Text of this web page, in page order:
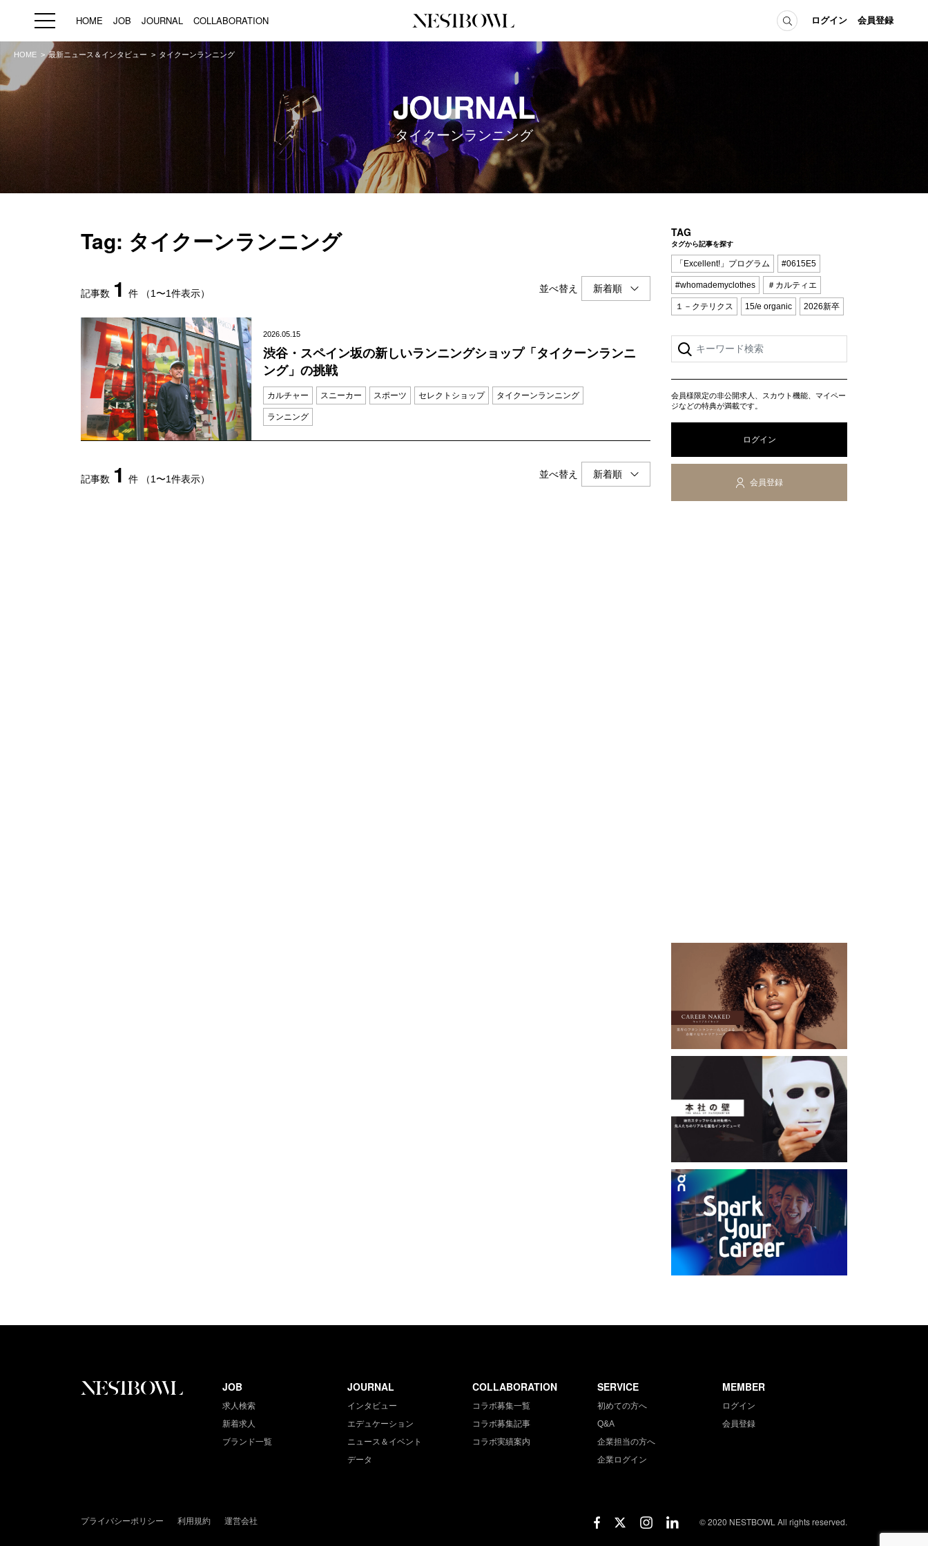
HOME JOB JOURNAL COLLABORATION ログイン 会員登録
HOME JOB
求人検索
新着求人
ブランド一覧
JOURNAL
インタビュー
エデュケーション
ニュース＆イベント
データ
COLLABORATION
コラボ募集一覧
コラボ募集記事
コラボ実績案内
初めての方へ
Q&A
HOME 最新ニュース＆インタビュー タイクーンランニング
JOURNAL
タイクーンランニング
Tag: タイクーンランニング
記事数 1 件 （1〜1件表示） 並べ替え
2026.05.15
渋谷・スペイン坂の新しいランニングショップ「タイクーンランニ
ング」の挑戦
カルチャー スニーカー スポーツ セレクトショップ タイクーンランニング
ランニング
記事数 1 件 （1〜1件表示） 並べ替え
TAG
タグから記事を探す
「Excellent!」プログラム #0615E5
#whomademyclothes ＃カルティエ
１－クテリクス 15/e organic 2026新卒
会員様限定の非公開求人、スカウト機能、マイペー
ジなどの特典が満載です。
ログイン
会員登録
JOB
求人検索
新着求人
ブランド一覧
JOURNAL
インタビュー
エデュケーション
ニュース＆イベント
データ
COLLABORATION
コラボ募集一覧
コラボ募集記事
コラボ実績案内
SERVICE
初めての方へ
Q&A
企業担当の方へ
企業ログイン
MEMBER
ログイン
会員登録
プライバシーポリシー 利用規約 運営会社 © 2020 NESTBOWL All rights reserved.